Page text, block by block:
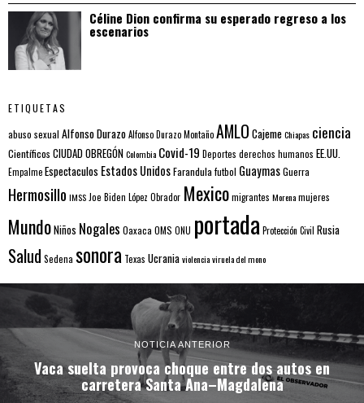
Céline Dion confirma su esperado regreso a los
escenarios
ETIQUETAS
abuso sexual Alfonso DurazoAlfonso Durazo MontañoAMLO CajemeChiapas ciencia
Científicos CIUDAD OBREGÓNColombia Covid-19 Deportes derechos humanos EE.UU.
EmpalmeEspectaculos Estados UnidosFarandulafutbol GuaymasGuerra
Hermosillo IMSS Joe Biden López Obrador Mexicomigrantes Morenamujeres
MundoNiños Nogales Oaxaca OMS ONU portada Protección Civil Rusia
Salud Sedena sonora Texas Ucraniaviolenciaviruela del mono
NOTICIA ANTERIOR
Vaca suelta provoca choque entre dos autos en
carretera Santa Ana–Magdalena